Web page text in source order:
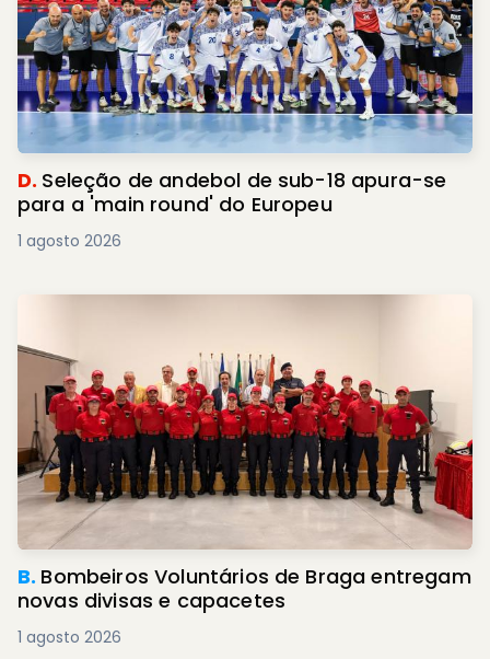
D. Seleção de andebol de sub-18 apura-se
para a 'main round' do Europeu
1 agosto 2026
B. Bombeiros Voluntários de Braga entregam
novas divisas e capacetes
1 agosto 2026